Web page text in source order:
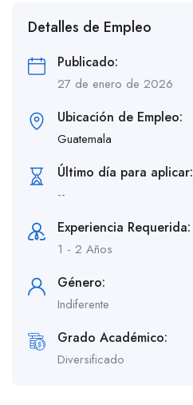
Detalles de Empleo
Publicado:
27 de enero de 2026
Ubicación de Empleo:
Guatemala
Último día para aplicar:
--
Experiencia Requerida:
1 - 2 Años
Género:
Indiferente
Grado Académico:
Diversificado